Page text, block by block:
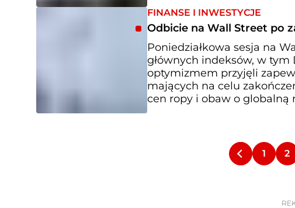
FINANSE I INWESTYCJE
Odbicie na Wall Street po
Poniedziałkowa sesja na
głównych indeksów, w tym
optymizmem przyjęli
mających na celu
cen ropy i obaw o globalną
1 2